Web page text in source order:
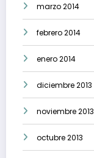
marzo 2014
febrero 2014
enero 2014
diciembre 2013
noviembre 2013
octubre 2013